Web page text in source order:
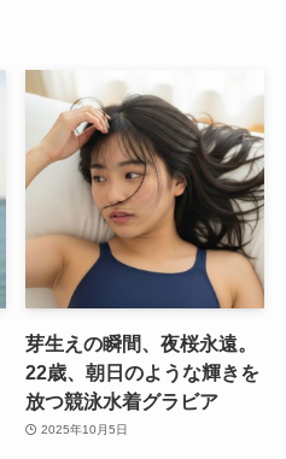
芽生えの瞬間、夜桜永遠。
22歳、朝日のような輝きを
放つ競泳水着グラビア
2025年10月5日